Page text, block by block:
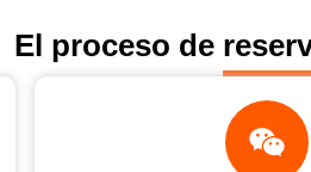
El proceso de